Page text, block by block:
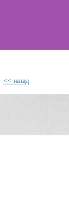
<< назад